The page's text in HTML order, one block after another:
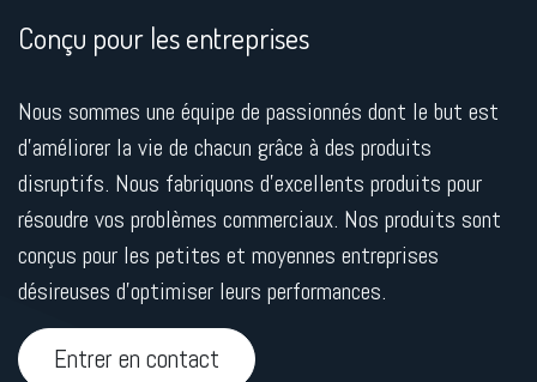
Conçu pour les entreprises
Nous sommes une équipe de passionnés dont le but est
d'améliorer la vie de chacun grâce à des produits
disruptifs. Nous fabriquons d'excellents produits pour
résoudre vos problèmes commerciaux. Nos produits sont
conçus pour les petites et moyennes entreprises
désireuses d'optimiser leurs performances.
Entrer en contact